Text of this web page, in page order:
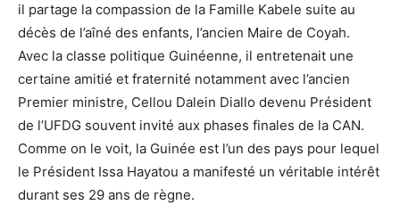
il partage la compassion de la Famille Kabele suite au
décès de l’aîné des enfants, l’ancien Maire de Coyah.
Avec la classe politique Guinéenne, il entretenait une
certaine amitié et fraternité notamment avec l’ancien
Premier ministre, Cellou Dalein Diallo devenu Président
de l’UFDG souvent invité aux phases finales de la CAN.
Comme on le voit, la Guinée est l’un des pays pour lequel
le Président Issa Hayatou a manifesté un véritable intérêt
durant ses 29 ans de règne.